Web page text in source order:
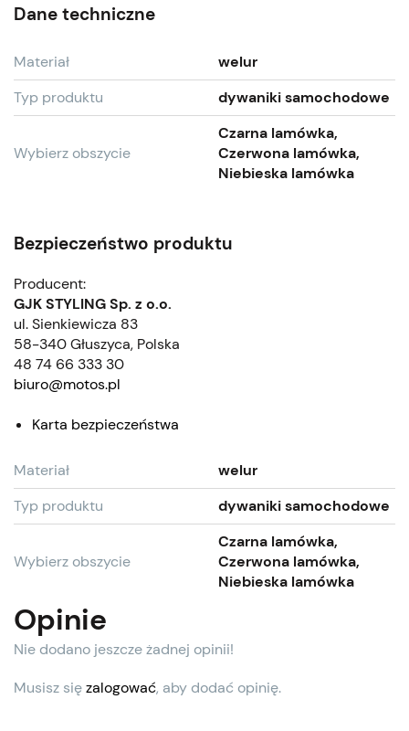
Dane techniczne
Materiał
welur
Typ produktu
dywaniki samochodowe
Wybierz obszycie
Czarna lamówka,
Czerwona lamówka,
Niebieska lamówka
Bezpieczeństwo produktu
Producent:
GJK STYLING Sp. z o.o.
ul. Sienkiewicza 83
58-340 Głuszyca, Polska
48 74 66 333 30
biuro@motos.pl
Karta bezpieczeństwa
Materiał
welur
Typ produktu
dywaniki samochodowe
Wybierz obszycie
Czarna lamówka,
Czerwona lamówka,
Niebieska lamówka
Opinie
Nie dodano jeszcze żadnej opinii!
Musisz sięzalogować, aby dodać opinię.